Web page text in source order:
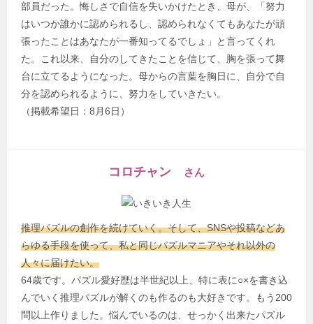
部員だった。悔しさで自信を失いかけたとき、母が、「努力
はいつか誰かに認められるし、認められなくてもあなたが頑
張ったことはあなたが一番知ってるでしょ」と言ってくれ
た。これ以来、自分のしてきたことを信じて、胸を張って舞
台に立てるようになった。母からの言葉を胸日に、自分で自
分を認められるように、努力をしていきたい。
（掲載希望日：8月6日）
コロチャン さん
推理パズルの創作を続けていく。そして、SNSや投稿などあ
らゆる手段を使って、私と同じパズルマニアやそれ以外の
人々に届けたい。
64歳です。パズル愛好歴は半世紀以上、特に表に○×を書き込
んでいく推理パズルが解くのも作るのも大好きです。もう200
問以上作りました。悩んでいるのは、せっかく出来たパズル